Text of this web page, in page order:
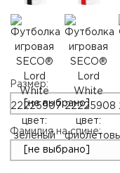
Размер:
Фамилия на спине: